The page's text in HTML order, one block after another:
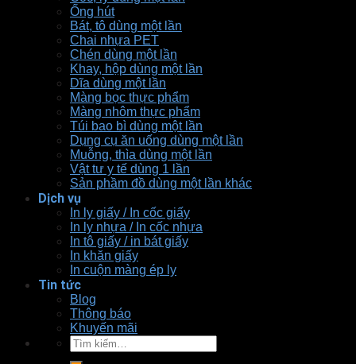
Ống hút
Bát, tô dùng một lần
Chai nhựa PET
Chén dùng một lần
Khay, hộp dùng một lần
Dĩa dùng một lần
Màng bọc thực phẩm
Màng nhôm thực phẩm
Túi bao bì dùng một lần
Dụng cụ ăn uống dùng một lần
Muỗng, thìa dùng một lần
Vật tư y tế dùng 1 lần
Sản phầm đồ dùng một lần khác
Dịch vụ
In ly giấy / In cốc giấy
In ly nhựa / In cốc nhựa
In tô giấy / in bát giấy
In khăn giấy
In cuộn màng ép ly
Tin tức
Blog
Thông báo
Khuyến mãi
Tìm
kiếm: